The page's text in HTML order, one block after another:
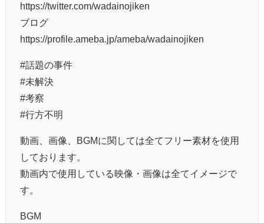
https://twitter.com/wadainojiken
ブログ
https://profile.ameba.jp/ameba/wadainojiken
#話題の事件
#未解決
#考察
#行方不明
動画、画像、BGMに関しては全てフリー素材を使用
しております。
動画内で使用している映像・画像は全てイメージで
す。
BGM